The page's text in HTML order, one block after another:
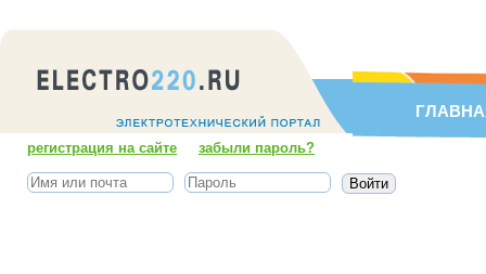
регистрация на сайте забыли пароль?